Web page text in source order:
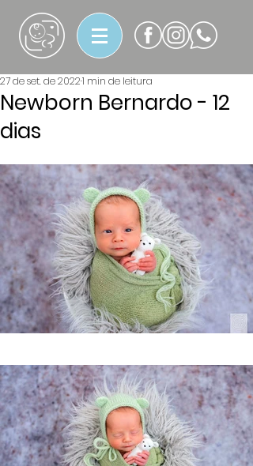
Newborn Bernardo - 12
dias
27 de set. de 20221 min de leitura